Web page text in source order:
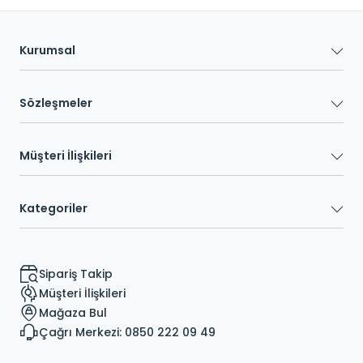
Kurumsal
Sözleşmeler
Müşteri İlişkileri
Kategoriler
Sipariş Takip
Müşteri İlişkileri
Mağaza Bul
Çağrı Merkezi: 0850 222 09 49